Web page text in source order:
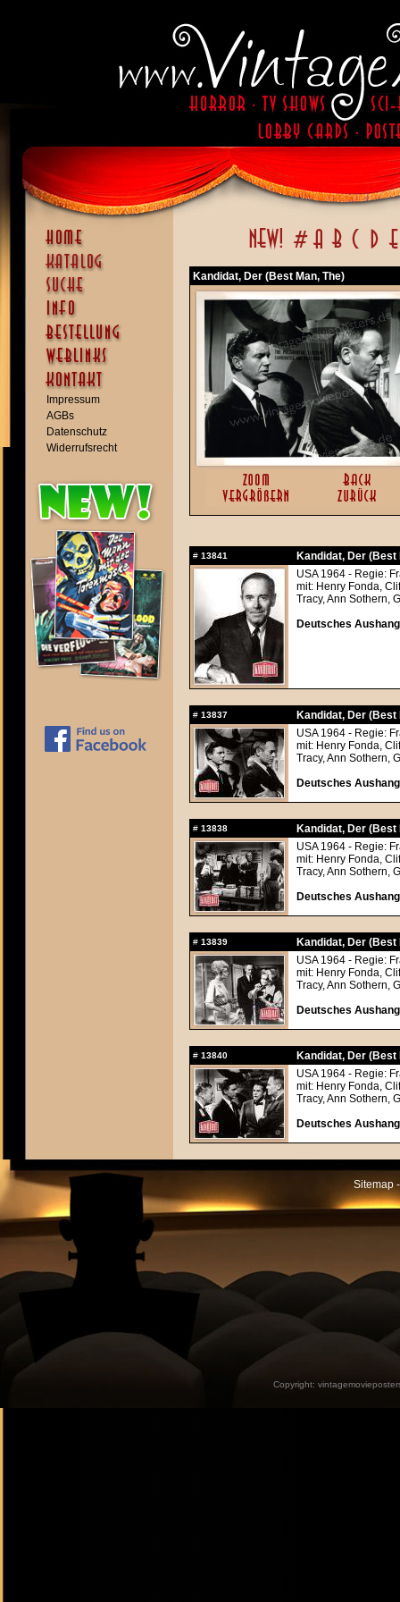
Impressum
AGBs
Datenschutz
Widerrufsrecht
Kandidat, Der (Best Man, The)
# 13841
Kandidat, Der (Best
USA 1964 - Regie:
mit: Henry Fonda,
Tracy, Ann Sothern,
Deutsches
# 13837
Kandidat, Der (Best
USA 1964 - Regie:
mit: Henry Fonda,
Tracy, Ann Sothern,
Deutsches
# 13838
Kandidat, Der (Best
USA 1964 - Regie:
mit: Henry Fonda,
Tracy, Ann Sothern,
Deutsches
# 13839
Kandidat, Der (Best
USA 1964 - Regie:
mit: Henry Fonda,
Tracy, Ann Sothern,
Deutsches
# 13840
Kandidat, Der (Best
USA 1964 - Regie:
mit: Henry Fonda,
Tracy, Ann Sothern,
Deutsches
Sitemap
Copyright: